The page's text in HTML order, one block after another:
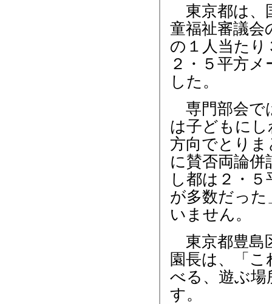
東京都は、
童福祉審議会
の１人当た
２・５平方
した。
専門部会で
は子どもに
方向でとり
に賛否両論
し都は２・
が多数だっ
いません。
東京都豊島
園長は、「
べる、遊ぶ
す。